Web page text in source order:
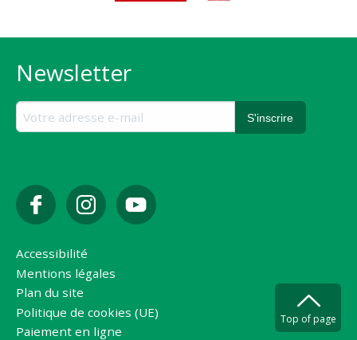
Newsletter
Accessibilité
Mentions légales
Plan du site
Politique de cookies (UE)
Paiement en ligne
Top of page